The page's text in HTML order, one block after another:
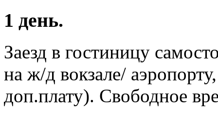
1 день.
Заезд в гостиницу
на ж/д вокзале/
доп.плату). Свободное